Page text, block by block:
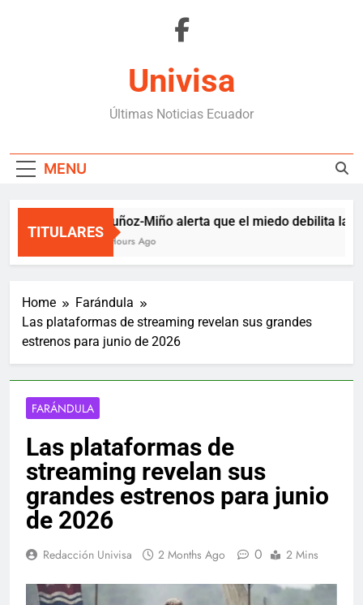
Univisa
Últimas Noticias Ecuador
MENU
TITULARES
Muñoz-Miño alerta que el miedo debilita la
2 Hours Ago
Home
Farándula
Las plataformas de streaming revelan sus grandes
estrenos para junio de 2026
FARÁNDULA
Las plataformas de
streaming revelan sus
grandes estrenos para junio
de 2026
Redacción Univisa 2 Months Ago 0 2 Mins